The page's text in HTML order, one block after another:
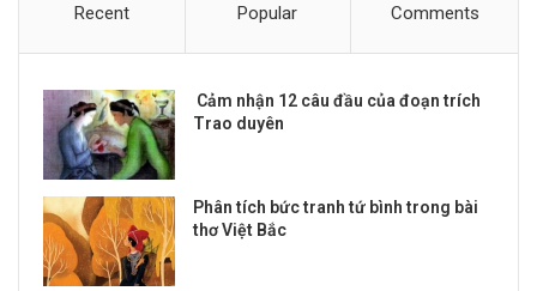
Recent Popular Comments
Cảm nhận 12 câu đầu của đoạn trích
Trao duyên
Phân tích bức tranh tứ bình trong bài
thơ Việt Bắc